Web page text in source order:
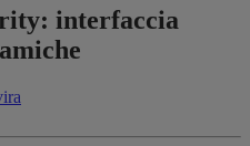
interfaccia